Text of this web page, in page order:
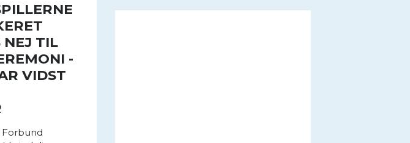
NEJ TIL
-
VIDST